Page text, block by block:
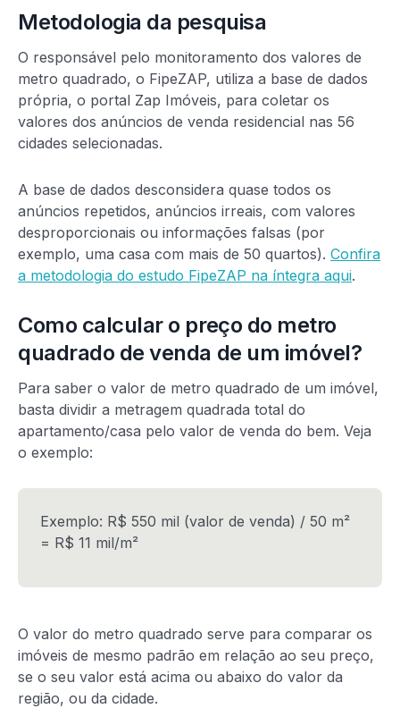
Metodologia da pesquisa
O responsável pelo monitoramento dos valores de
metro quadrado, o FipeZAP, utiliza a base de dados
própria, o portal Zap Imóveis, para coletar os
valores dos anúncios de venda residencial nas 56
cidades selecionadas.
A base de dados desconsidera quase todos os
anúncios repetidos, anúncios irreais, com valores
desproporcionais ou informações falsas (por
exemplo, uma casa com mais de 50 quartos). Confira
a metodologia do estudo FipeZAP na íntegra aqui.
Como calcular o preço do metro
quadrado de venda de um imóvel?
Para saber o valor de metro quadrado de um imóvel,
basta dividir a metragem quadrada total do
apartamento/casa pelo valor de venda do bem. Veja
o exemplo:
Exemplo: R$ 550 mil (valor de venda) / 50 m²
= R$ 11 mil/m²
O valor do metro quadrado serve para comparar os
imóveis de mesmo padrão em relação ao seu preço,
se o seu valor está acima ou abaixo do valor da
região, ou da cidade.